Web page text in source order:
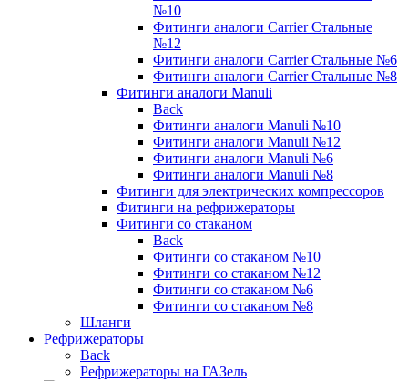
№10
Фитинги аналоги Carrier Стальные
№12
Фитинги аналоги Carrier Стальные №6
Фитинги аналоги Carrier Стальные №8
Фитинги аналоги Manuli
Back
Фитинги аналоги Manuli №10
Фитинги аналоги Manuli №12
Фитинги аналоги Manuli №6
Фитинги аналоги Manuli №8
Фитинги для электрических компрессоров
Фитинги на рефрижераторы
Фитинги со стаканом
Back
Фитинги со стаканом №10
Фитинги со стаканом №12
Фитинги со стаканом №6
Фитинги со стаканом №8
Шланги
Рефрижераторы
Back
Рефрижераторы на ГАЗель